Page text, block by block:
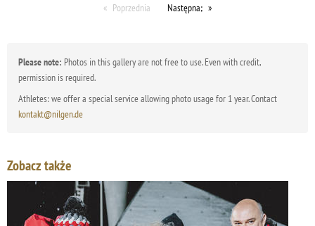
Poprzednia Następna;
Please note: Photos in this gallery are not free to use. Even with credit,
permission is required.
Athletes: we offer a special service allowing photo usage for 1 year. Contact
kontakt@nilgen.de
Zobacz także